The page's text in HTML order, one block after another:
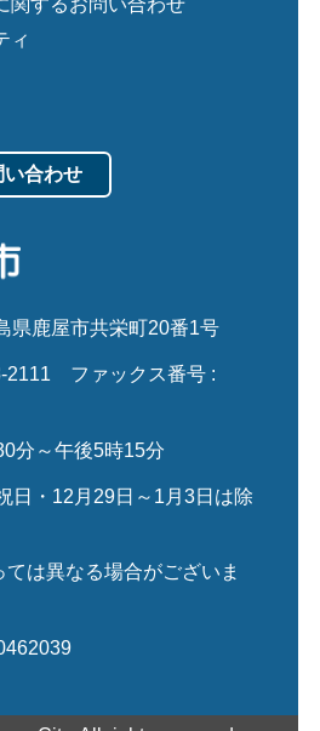
関するお問い合わせ
ィ
合わせ
県鹿屋市共栄町20番1号
2111
ファックス番号 :
分～午後5時15分
日・12月29日～1月3日は除
は異なる場合がございま